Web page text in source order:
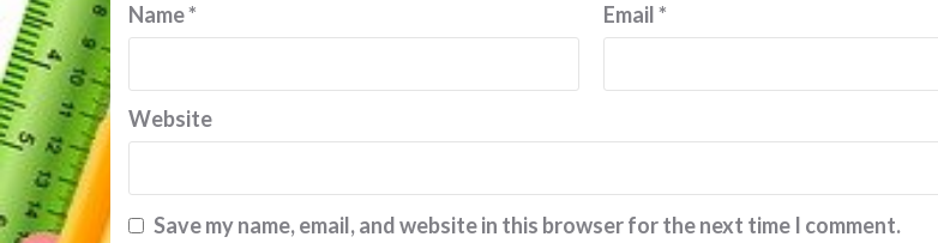
Name* Email*
Website
Save my name, email, and website in this browser for the next time I comment.